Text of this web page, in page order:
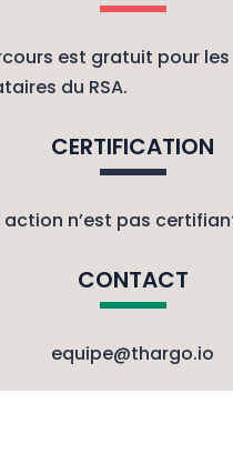
est gratuit pour les
du RSA.
CERTIFICATION
n’est pas
CONTACT
equipe@thargo.io